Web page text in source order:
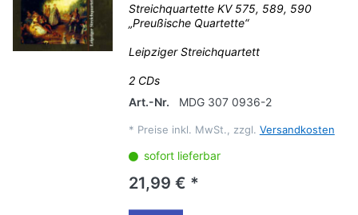
Streichquartette KV 575, 589, 590
„Preußische Quartette“
Leipziger Streichquartett
2 CDs
Art.-Nr.
MDG 307 0936-2
* Preise inkl. MwSt., zzgl. Versandkosten
sofort lieferbar
21,99 € *